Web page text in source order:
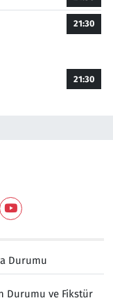
21:30
21:30
Durumu
Durumu ve Fikstür